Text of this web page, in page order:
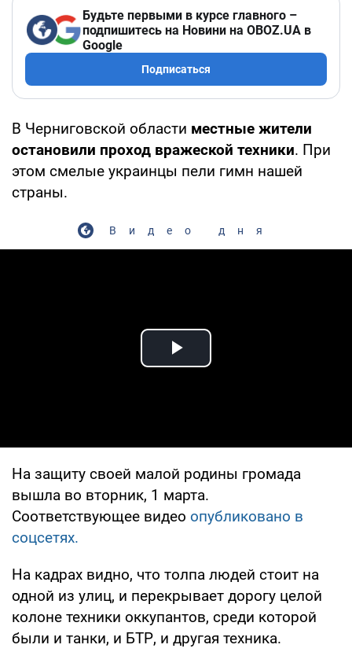
Будьте первыми в курсе главного –
подпишитесь на Новини на OBOZ.UA в
Google
Подписаться
В Черниговской области местные жители
остановили проход вражеской техники. При
этом смелые украинцы пели гимн нашей
страны.
Видео дня
Play Video
На защиту своей малой родины громада
вышла во вторник, 1 марта.
Соответствующее видео опубликовано в
соцсетях.
На кадрах видно, что толпа людей стоит на
одной из улиц, и перекрывает дорогу целой
колоне техники оккупантов, среди которой
были и танки, и БТР, и другая техника.